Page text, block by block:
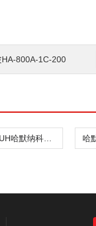
800A-1C-200